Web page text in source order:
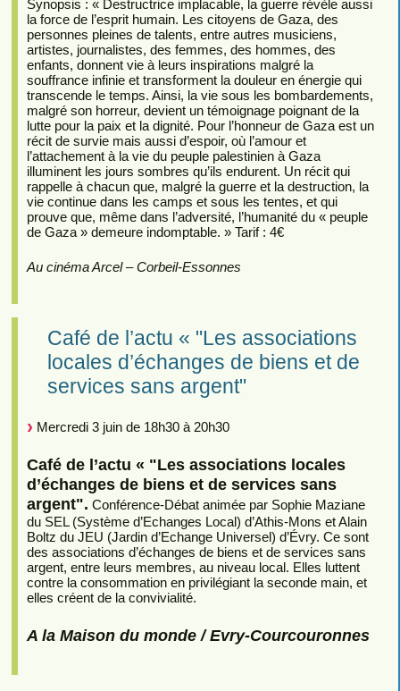
Synopsis : « Destructrice implacable, la guerre révèle aussi
la force de l’esprit humain. Les citoyens de Gaza, des
personnes pleines de talents, entre autres musiciens,
artistes, journalistes, des femmes, des hommes, des
enfants, donnent vie à leurs inspirations malgré la
souffrance infinie et transforment la douleur en énergie qui
transcende le temps. Ainsi, la vie sous les bombardements,
malgré son horreur, devient un témoignage poignant de la
lutte pour la paix et la dignité. Pour l’honneur de Gaza est un
récit de survie mais aussi d’espoir, où l’amour et
l’attachement à la vie du peuple palestinien à Gaza
illuminent les jours sombres qu’ils endurent. Un récit qui
rappelle à chacun que, malgré la guerre et la destruction, la
vie continue dans les camps et sous les tentes, et qui
prouve que, même dans l’adversité, l’humanité du « peuple
de Gaza » demeure indomptable. » Tarif : 4€
Au cinéma Arcel – Corbeil-Essonnes
Café de l’actu « "Les associations
locales d’échanges de biens et de
services sans argent"
Mercredi 3 juin de 18h30 à 20h30
Café de l’actu « "Les associations locales
d’échanges de biens et de services sans
argent". Conférence-Débat animée par Sophie Maziane
du SEL (Système d’Echanges Local) d’Athis-Mons et Alain
Boltz du JEU (Jardin d’Echange Universel) d’Évry. Ce sont
des associations d’échanges de biens et de services sans
argent, entre leurs membres, au niveau local. Elles luttent
contre la consommation en privilégiant la seconde main, et
elles créent de la convivialité.
A la Maison du monde / Evry-Courcouronnes